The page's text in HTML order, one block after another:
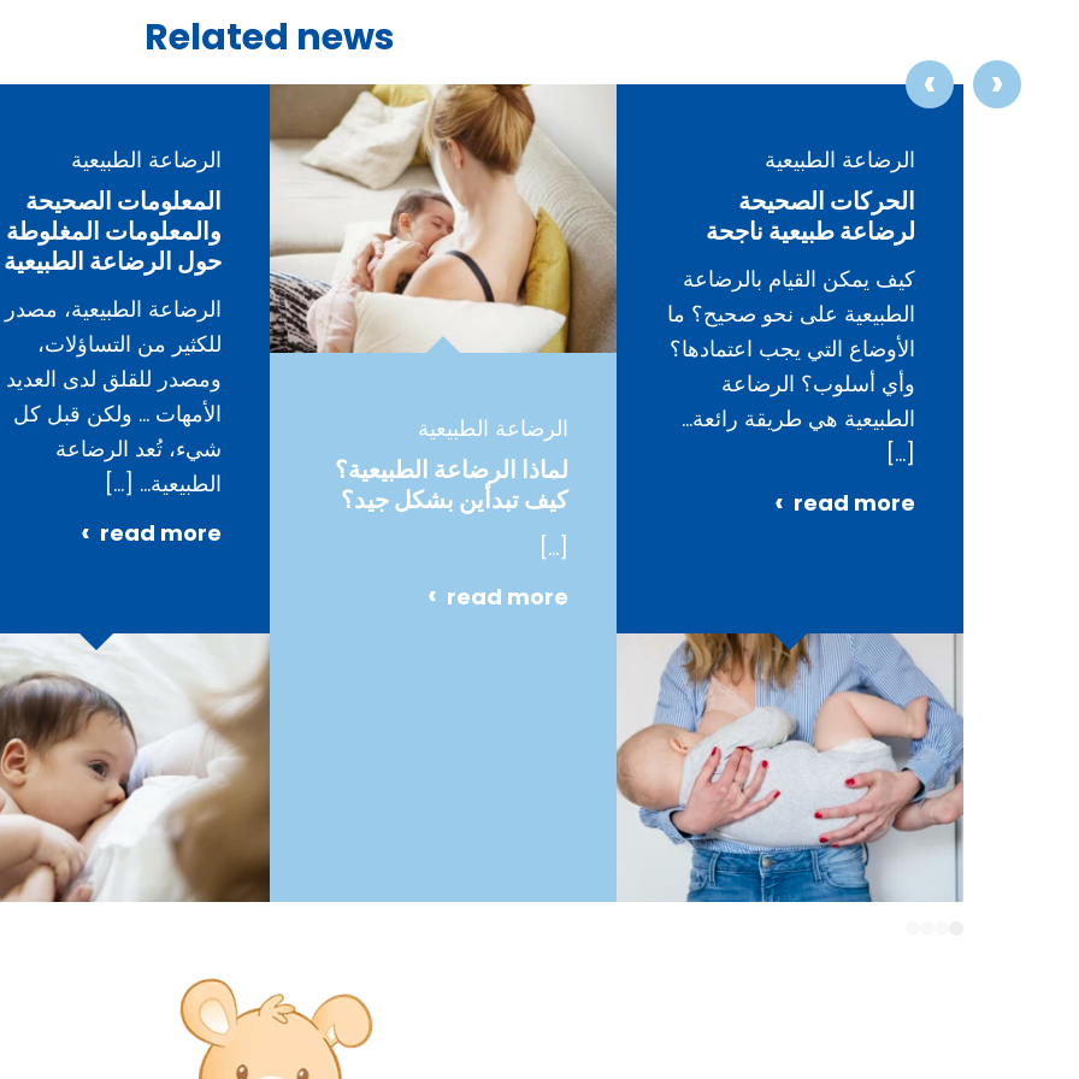
Related news
الرضاعة الطبيعية
الحركات الصحيحة
لرضاعة طبيعية ناجحة
كيف يمكن القيام بالرضاعة
الطبيعية على نحو صحيح؟ ما
الأوضاع التي يجب اعتمادها؟
وأي أسلوب؟ الرضاعة
الطبيعية هي طريقة رائعة…
[…]
read more
الرضاعة الطبيعية
لماذا الرضاعة الطبيعية؟
كيف تبدأين بشكل جيد؟
[…]
read more
الرضاعة الطبيعية
المعلومات الصحيحة
والمعلومات المغلوطة
حول الرضاعة الطبيعية
الرضاعة الطبيعية، مصدر
للكثير من التساؤلات،
ومصدر للقلق لدى
الأمهات … ولكن قبل كل
شيء، تُعد الرضاعة
الطبيعية… […]
read more